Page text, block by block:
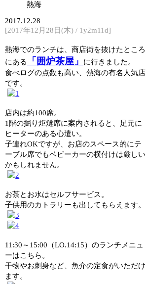
熱海
2017.12.28
[2017年12月28日(木) / 1y2m11d]
熱海でのランチは、商店街を抜けたところ
にある
「囲炉茶屋」
に行きました。
食べログの点数も高い、熱海の有名人気店
です。
店内は約100席。
1階の掘り炬燵席に案内されると、足元に
ヒーターのある心遣い。
子連れOKですが、お店のスペース的にテ
ーブル席でもベビーカーの横付けは厳しい
かもしれません。
お茶とお水はセルフサービス。
子供用のカトラリーも出してもらえます。
11:30～15:00（LO.14:15）のランチメニュ
ーはこちら。
干物やお刺身など、魚介の定食がいただけ
ます。